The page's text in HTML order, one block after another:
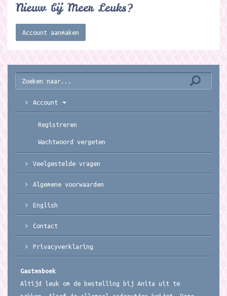
Nieuw bij Meer Leuks?
Account aanmaken
Account
Registreren
Wachtwoord vergeten
Veelgestelde vragen
Algemene voorwaarden
English
Contact
Privacyverklaring
Gastenboek
Altijd leuk om de bestelling bij Anita uit te